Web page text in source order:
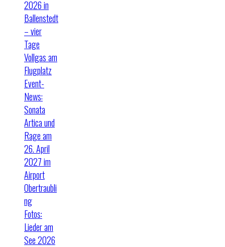
2026 in
Ballenstedt
– vier
Tage
Vollgas am
Flugplatz
Event-
News:
Sonata
Artica und
Rage am
26. April
2027 im
Airport
Obertraubli
ng
Fotos:
Lieder am
See 2026